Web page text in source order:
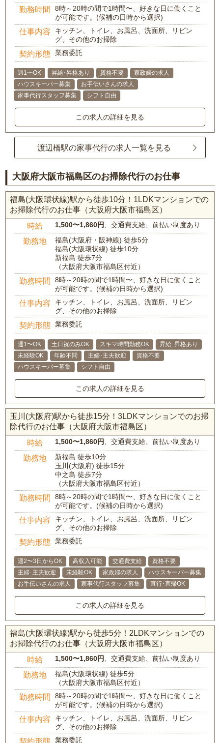
勤務時間
8時～20時の間で1時間〜、好きな日に働くこと
が可能です。(候補の日時から選択)
仕事内容
キッチン、トイレ、お風呂、洗面所、リビン
グ、その他のお掃除
契約形態 業務委託
週1〜OK 昇給･昇格あり 資格不要
家政婦の求人
ハウスキーパー募集
お手伝いさんの求人
家事代行スタッフ募集
シフト自由
この求人の詳細を見る
渡辺橋駅の家事代行の求人一覧を見る
大阪府大阪市福島区のお掃除代行のお仕事
福島(大阪環状線)駅から徒歩10分！1LDKマンションでの
お掃除代行のお仕事（大阪府大阪市福島区）
時給 1,500〜1,860円 、交通費支給、前払い制度あり
勤務地
福島(大阪府・阪神線) 徒歩5分
福島(大阪環状線) 徒歩10分
新福島 徒歩7分
（大阪府大阪市福島区付近）
勤務時間
8時～20時の間で1時間〜、好きな日に働くこと
が可能です。(候補の日時から選択)
仕事内容
キッチン、トイレ、お風呂、洗面所、リビン
グ、その他のお掃除
契約形態 業務委託
週1〜OK 土日祝のみOK スキマ時間勤務OK
昇給･昇格あり
未経験OK
年齢不問 主婦･主夫歓迎
資格不要
ハウスキーパー募集
シフト自由
この求人の詳細を見る
玉川(大阪府)駅から徒歩15分！3LDKマンションでのお掃
除代行のお仕事（大阪府大阪市福島区）
時給 1,500〜1,860円 、交通費支給、前払い制度あり
勤務地
新福島 徒歩10分
玉川(大阪府) 徒歩15分
中之島 徒歩7分
（大阪府大阪市福島区付近）
勤務時間
8時～20時の間で1時間〜、好きな日に働くこと
が可能です。(候補の日時から選択)
仕事内容
キッチン、トイレ、お風呂、洗面所、リビン
グ、その他のお掃除
契約形態 業務委託
週2〜3日からOK 高収入可能 交通費支給
資格不要
主婦･主夫歓迎
未経験OK 家政婦の求人
ハウスキーパー募集
お手伝いさんの求人
家事代行スタッフ募集 直行･直帰OK
この求人の詳細を見る
福島(大阪環状線)駅から徒歩5分！2LDKマンションでの
お掃除代行のお仕事（大阪府大阪市福島区）
時給 1,500〜1,860円 、交通費支給、前払い制度あり
勤務地
福島(大阪環状線) 徒歩5分
（大阪府大阪市福島区付近）
勤務時間
8時～20時の間で1時間〜、好きな日に働くこと
が可能です。(候補の日時から選択)
仕事内容
キッチン、トイレ、お風呂、洗面所、リビン
グ、その他のお掃除
契約形態 業務委託